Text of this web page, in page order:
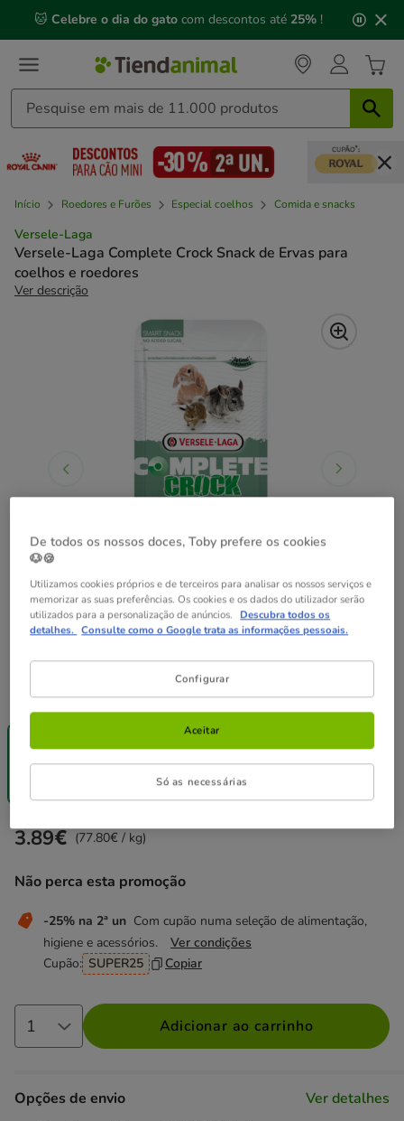
mensagem,
🐱 Celebre o dia do gato com descontos até 25% !
Início Roedores e Furões Especial coelhos Comida e snacks
Versele-Laga
Versele-Laga Complete Crock Snack de Ervas para
coelhos e roedores
Ver descrição
Formato:50 g
50 g
3.89€
Não perca esta promoção
-25% na 2ª un Com cupão numa seleção de alimentação,
higiene e acessórios.
Ver condições
Cupão: SUPER25 Copiar
Preço 3.89€, 77.80 EUR por kg
3.89€ (77.80€ / kg)
Adicionar ao carrinho
Opções de envio Ver detalhes
De todos os nossos doces, Toby prefere os cookies
🐶🍪
Utilizamos cookies próprios e de terceiros para analisar os nossos serviços e
memorizar as suas preferências. Os cookies e os dados do utilizador serão
utilizados para a personalização de anúncios. Descubra todos os
detalhes. Consulte como o Google trata as informações pessoais.
Configurar
Só as necessárias
Aceitar